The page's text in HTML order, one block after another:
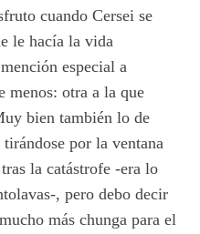
cuando Cersei se
le hacía la vida
especial a
menos: otra a la que
bien también lo de
por la ventana
la catástrofe -era lo
, pero debo decir
más chunga para el